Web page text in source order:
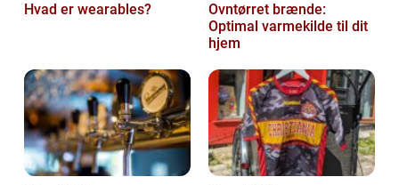
Hvad er wearables?
Ovntørret brænde:
Optimal varmekilde til dit
hjem